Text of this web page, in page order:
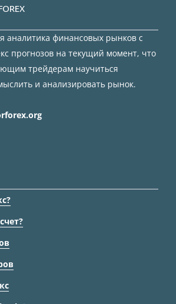
аналитика финансовых рынков с
прогнозов на текущий момент, что
трейдерам научиться
и анализировать рынок.